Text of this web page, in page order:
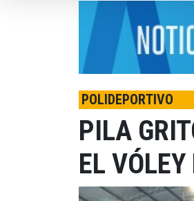
POLIDEPORTIVO
PILA
EL